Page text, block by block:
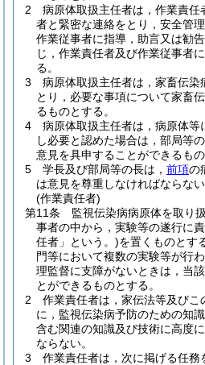
2
病原体取扱主任者は，作業責任
者と緊密な連絡をとり，安全管
作業従事者に指導，助言又は勧
じ，作業責任者及び作業従事者
る。
3
病原体取扱主任者は，家畜伝染
とり，必要な事項について家畜
るものとする。
4
病原体取扱主任者は，病原体等
し必要と認めた場合は，部局等
意見を具申することができるもの
5
学長及び部局等の長は， 前項の
は意見を尊重しなければならない
(作業責任者)
第11条
監視伝染病病原体を取り
事者の中から，実験等の遂行に
任者」という。)を置くものとす
門等において複数の実験等が行
理監督に支障がないときは，当
とができるものとする。
2
作業責任者は，家伝法等及びこ
に，監視伝染病予防のための知
含む関連の知識及び技術に高度
ならない。
3
作業責任者は，次に掲げる任務